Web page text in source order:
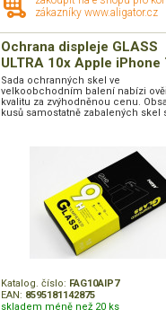
zákazníky www.aligator.cz
Ochrana displeje GLASS
ULTRA 10x Apple iPhone
Sada ochranných skel ve
velkoobchodním balení nabízi
kvalitu za zvýhodněnou cenu.
kusů samostatně zabalených skel
Katalog. číslo: FAG10AIP7
EAN: 8595181142875
skladem méně než 20 ks